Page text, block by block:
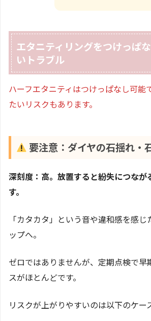
エタニティリングをつけっぱ
いトラブル
ハーフエタニティはつけっぱなし可能
たいリスクもあります。
要注意：ダイヤの石揺れ・
深刻度：高。放置すると紛失につなが
す。
「カタカタ」という音や違和感を感
ップへ。
ゼロではありませんが、定期点検で早
スがほとんどです。
リスクが上がりやすいのは以下のケー